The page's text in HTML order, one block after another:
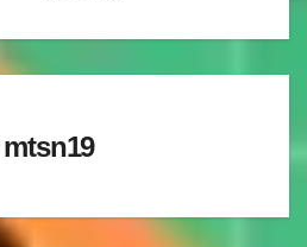
mtsn19